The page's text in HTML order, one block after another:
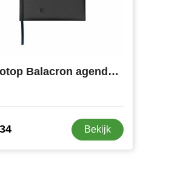
Eurotop Balacron agenda 6-talig
Bekijk